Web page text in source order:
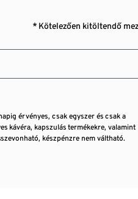
* Kötelezően kitöltendő
érvényes, csak egyszer és csak a
kávéra, kapszulás termékekre, valamint
készpénzre nem váltható.